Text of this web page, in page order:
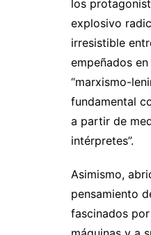
los
explosivo
irresistible
empeñados
“marxismo-
fundamental
a partir de
intérpretes”.
Asimismo,
pensamiento
fascinados